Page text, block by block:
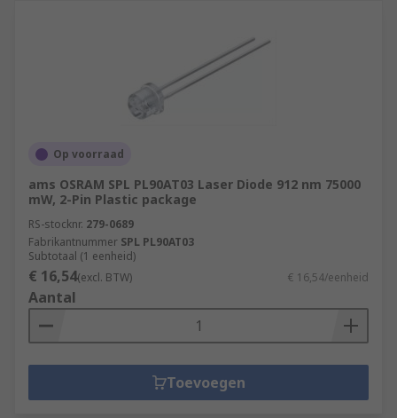
Op voorraad
ams OSRAM SPL PL90AT03 Laser Diode 912 nm 75000
mW, 2-Pin Plastic package
RS-stocknr. 279-0689
Fabrikantnummer SPL PL90AT03
Subtotaal (1 eenheid)
€ 16,54(excl. BTW) € 16,54/eenheid
Aantal
Toevoegen